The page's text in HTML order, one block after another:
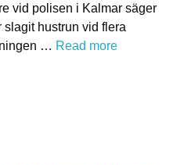
vid polisen i Kalmar säger
hustrun vid flera
… Read more